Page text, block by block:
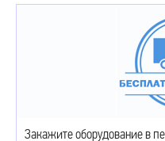
Закажите оборудование в